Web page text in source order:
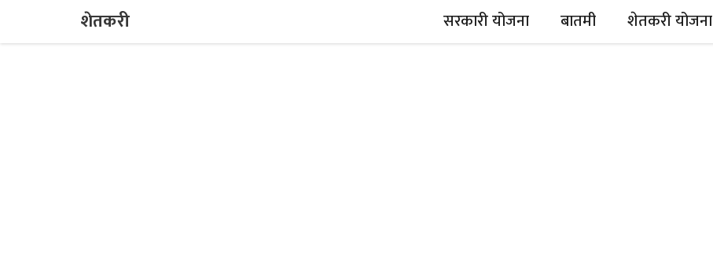
शेतकरी सरकारी योजना बातमी शेतकरी योजना